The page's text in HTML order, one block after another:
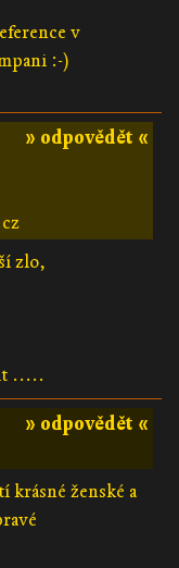
v
:-)
» odpovědět «
zlo,
.....
» odpovědět «
krásné ženské a